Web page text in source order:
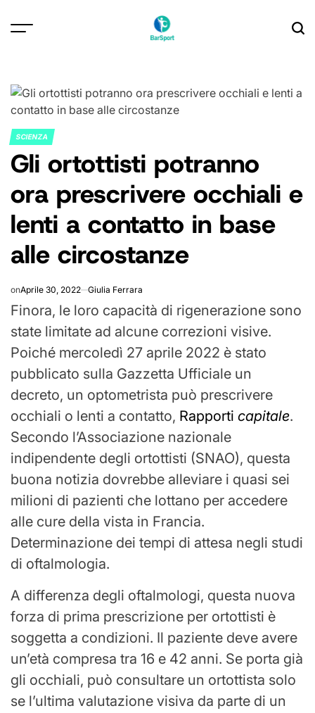
POSTED
IN
SCIENZA
Gli ortottisti potranno
ora prescrivere occhiali e
lenti a contatto in base
alle circostanze
onAprile 30, 2022 Giulia Ferrara
Finora, le loro capacità di rigenerazione sono
state limitate ad alcune correzioni visive.
Poiché mercoledì 27 aprile 2022 è stato
pubblicato sulla Gazzetta Ufficiale un
decreto, un optometrista può prescrivere
occhiali o lenti a contatto, Rapporti capitale.
Secondo l’Associazione nazionale
indipendente degli ortottisti (SNAO), questa
buona notizia dovrebbe alleviare i quasi sei
milioni di pazienti che lottano per accedere
alle cure della vista in Francia.
Determinazione dei tempi di attesa negli studi
di oftalmologia.
A differenza degli oftalmologi, questa nuova
forza di prima prescrizione per ortottisti è
soggetta a condizioni. Il paziente deve avere
un’età compresa tra 16 e 42 anni. Se porta già
gli occhiali, può consultare un ortottista solo
se l’ultima valutazione visiva da parte di un